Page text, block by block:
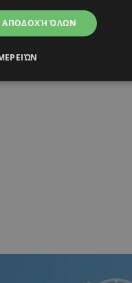
ΑΠΟΔΟΧΉ ΌΛΩΝ